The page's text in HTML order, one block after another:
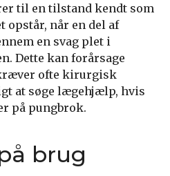
til en tilstand kendt som
opstår, når en del af
en svag plet i
Dette kan forårsage
ofte kirurgisk
at søge lægehjælp, hvis
på pungbrok.
brug